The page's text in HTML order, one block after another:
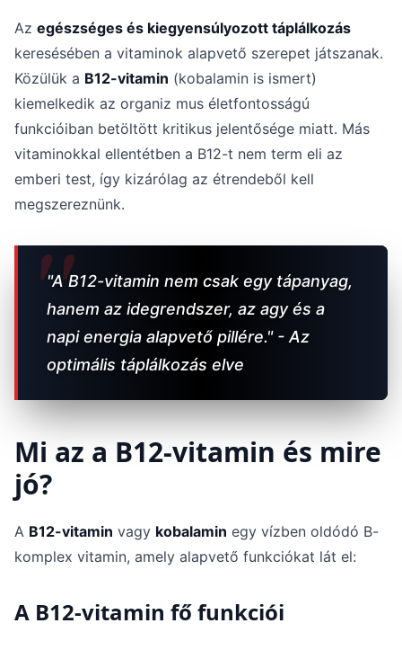
Az egészséges és kiegyensúlyozott táplálkozás
keresésében a vitaminok alapvető szerepet játszanak.
Közülük a B12-vitamin (kobalamin is ismert)
kiemelkedik az organiz mus életfontosságú
funkcióiban betöltött kritikus jelentősége miatt. Más
vitaminokkal ellentétben a B12-t nem term eli az
emberi test, így kizárólag az étrendeből kell
megszereznünk.
"A B12-vitamin nem csak egy tápanyag,
hanem az idegrendszer, az agy és a
napi energia alapvető pillére." - Az
optimális táplálkozás elve
Mi az a B12-vitamin és mire
jó?
A B12-vitamin vagy kobalamin egy vízben oldódó B-
komplex vitamin, amely alapvető funkciókat lát el:
A B12-vitamin fő funkciói